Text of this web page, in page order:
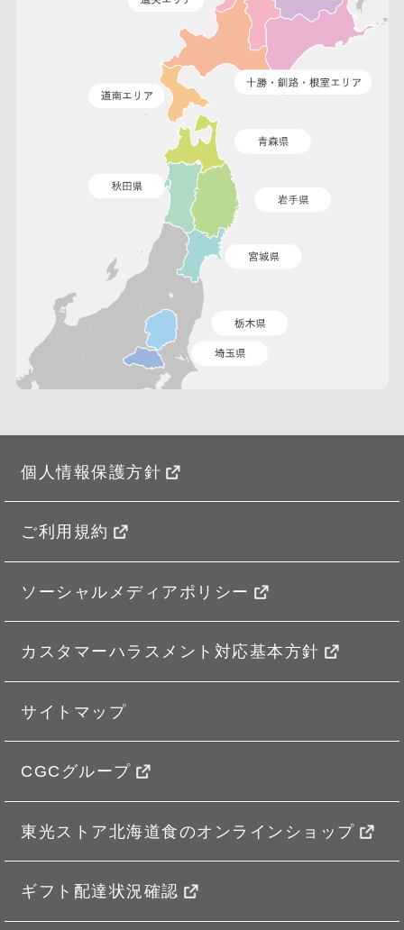
個人情報保護方針
ご利用規約
ソーシャルメディアポリシー
カスタマーハラスメント対応基本方針
サイトマップ
CGCグループ
東光ストア北海道食のオンラインショップ
ギフト配達状況確認